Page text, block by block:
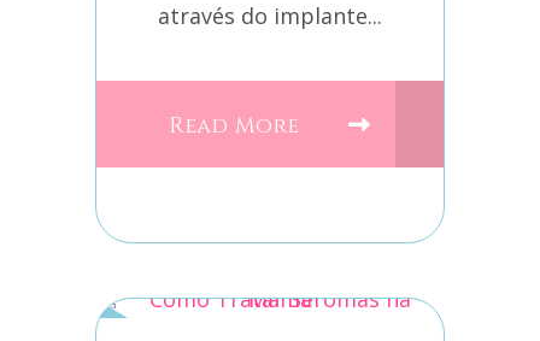
através do implante...
Read More